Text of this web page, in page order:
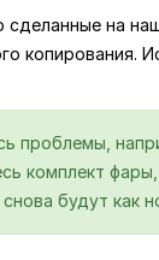
на
копирования.
проблемы,
комплект
будут как